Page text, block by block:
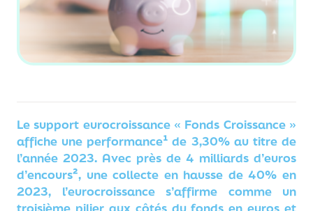
Le support eurocroissance « Fonds Croissance »
affiche une performance¹ de 3,30% au titre de
l’année 2023. Avec près de 4 milliards d’euros
d’encours², une collecte en hausse de 40% en
2023, l’eurocroissance s’affirme comme un